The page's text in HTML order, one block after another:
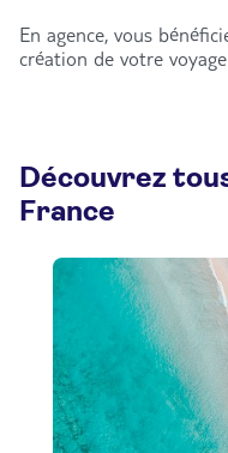
En agence, vous
création de votre
Découvrez
France